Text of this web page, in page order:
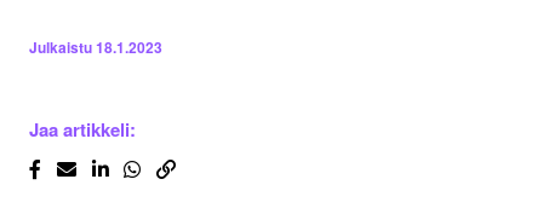
Julkaistu18.1.2023
Jaa artikkeli: